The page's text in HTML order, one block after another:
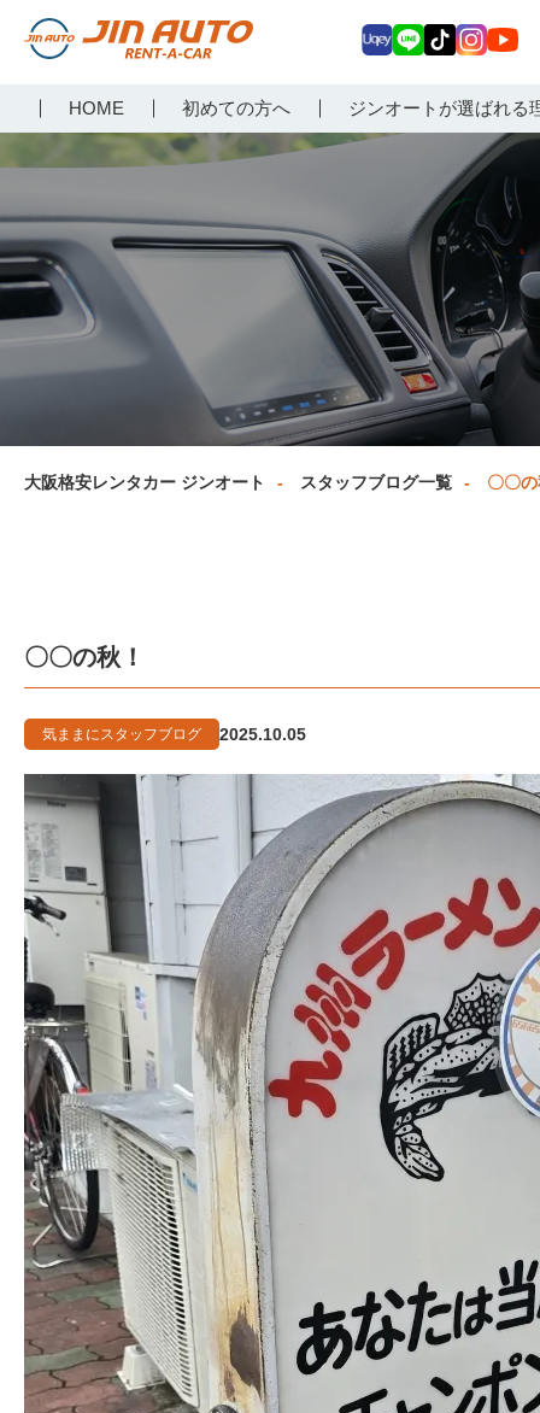
らジンオートレンタカー
HOME 初めての方へ ジンオートが選ばれる
ey E
Tokagr
am
uT
ub
大阪格安レンタカー ジンオート スタッフブログ一覧 〇〇
〇〇の秋！
気ままにスタッフブログ 2025.10.05